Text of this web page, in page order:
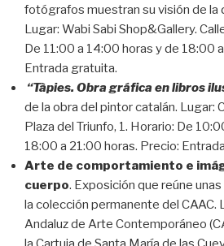
fotógrafos muestran su visión de la
Lugar: Wabi Sabi Shop&Gallery.
De 11:00 a 14:00 horas y de 18:00
Entrada gratuita.
“Tàpies. Obra gráfica en libros
de la obra del pintor catalán. Lugar:
Plaza del Triunfo, 1. Horario: De
18:00 a 21:00 horas. Precio:
Arte de comportamiento e
cuerpo. Exposición que reúne
la colección permanente del CAAC.
Andaluz de Arte Contemporáneo